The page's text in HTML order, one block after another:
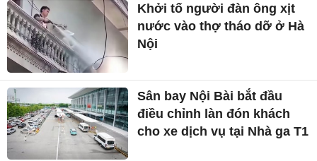
Khởi tố người đàn ông xịt
nước vào thợ tháo dỡ ở Hà
Nội
Sân bay Nội Bài bắt đầu
điều chỉnh làn đón khách
cho xe dịch vụ tại Nhà ga T1